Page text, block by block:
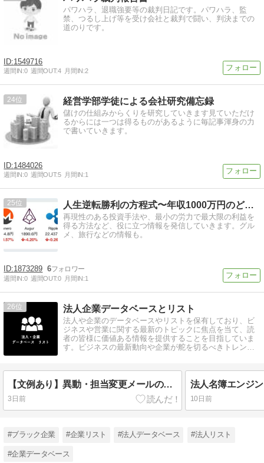
パワハラ、退職強要等の裁判日記です。パワハラ、監
禁、つるし上げ等を受け会社と裁判で闘い、判決までの
道のりです。
1549716
週間IN:0 週間OUT:4 月間IN:2
24 経営学部学徒による会社研究備忘録
儲けの仕組みからくりを研究していきます見ていただけ
るからには一つは得るものがあるように毎記事渾身の力
で書いていきます。
1484026
週間IN:0 週間OUT:5 月間IN:1
25 人生逆転勝利の方程式〜年収1000万円のどん底〜
再現性のある投資手法や、最小の労力で最大限の利益を
得る方法など、役に立つ情報を発信していきます。グル
メ、旅行などの情報も。
1873289 6
週間IN:0 週間OUT:0 月間IN:1
26 法人企業データベースとリスト
法人や企業のデータベースやリストを保有しており、ビ
ジネスや営業に関する最新のトピックに焦点を当て、読
者の皆様に価値ある情報を提供することを目指していま
す。ビジネスの最新動向や企業が舵を切るべきトレンド
【文例あり】異動・担当変更メールの書き方とマナー！取引先へ送る時期とシーン別文例4選
3日前 10日前
#ブラック企業 #企業リスト #法人データベース #法人リスト
#企業データベース